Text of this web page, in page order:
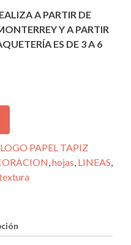
A PARTIR DE
Y A PARTIR
ES DE 3 A 6
PAPEL TAPIZ
,hojas, LINEAS,